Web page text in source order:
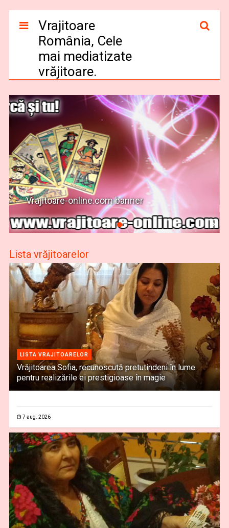
Vrajitoare
România, Cele
mai mediatizate
vrăjitoare.
Vrajitoare-online.com banner
Lista vrăjitoarelor
LISTA VRAJITOARELOR
Vrăjitoarea Sofia, recunoscută pretutindeni în lume
pentru realizările ei prestigioase în magie
7 aug. 2026